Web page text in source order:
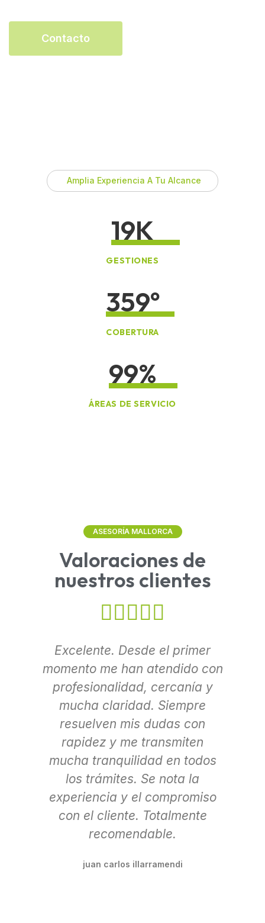
CONTACTO
Amplia Experiencia A Tu Alcance
20K
GESTIONES
360º
COBERTURA
100%
ÁREAS DE SERVICIO
ASESORÍA MALLORCA
Valoraciones de
nuestros clientes
Excelente. Desde el primer
momento me han atendido con
profesionalidad, cercanía y
mucha claridad. Siempre
resuelven mis dudas con
rapidez y me transmiten
mucha tranquilidad en todos
los trámites. Se nota la
experiencia y el compromiso
con el cliente. Totalmente
recomendable.
juan carlos illarramendi